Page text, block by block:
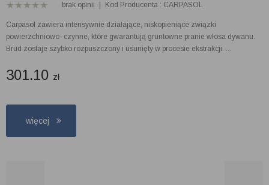
brak opinii Kod Producenta : CARPASOL
Carpasol zawiera intensywnie działające, niskopieniące związki
powierzchniowo- czynne, które gwarantują gruntowne pranie włosa dywanu.
Brud zostaje szybko rozpuszczony i usunięty w procesie ekstrakcji. ...
301.10 zł
więcej